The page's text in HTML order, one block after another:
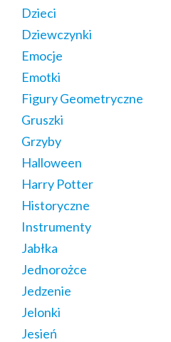
Dzieci
Dziewczynki
Emocje
Emotki
Figury Geometryczne
Gruszki
Grzyby
Halloween
Harry Potter
Historyczne
Instrumenty
Jabłka
Jednorożce
Jedzenie
Jelonki
Jesień